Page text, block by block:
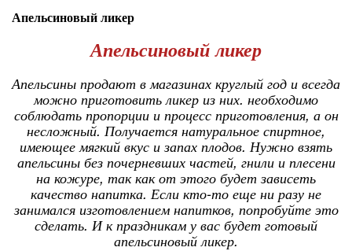
Апельсиновый ликер
Апельсиновый ликер
Апельсины продают в магазинах круглый год и всегда
можно приготовить ликер из них. необходимо
соблюдать пропорции и процесс приготовления, а он
несложный. Получается натуральное спиртное,
имеющее мягкий вкус и запах плодов. Нужно взять
апельсины без почерневших частей, гнили и плесени
на кожуре, так как от этого будет зависеть
качество напитка. Если кто-то еще ни разу не
занимался изготовлением напитков, попробуйте это
сделать. И к праздникам у вас будет готовый
апельсиновый ликер.